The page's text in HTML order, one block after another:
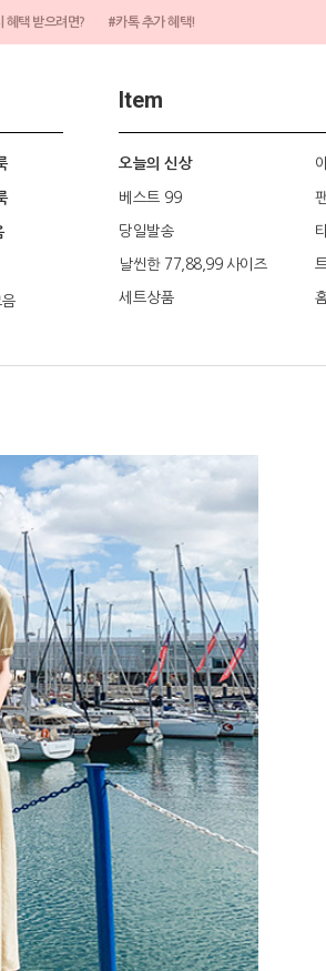
혜택 받으려면? #카톡 추가 혜택!
Item
오늘의 신상
베스트 99
당일발송
날씬한 77,88,99 사이즈
세트상품